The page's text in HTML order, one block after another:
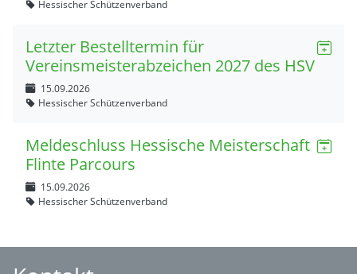
Hessischer Schützenverband
Letzter Bestelltermin für
Vereinsmeisterabzeichen 2027 des HSV
15.09.2026
Hessischer Schützenverband
Meldeschluss Hessische Meisterschaft
Flinte Parcours
15.09.2026
Hessischer Schützenverband